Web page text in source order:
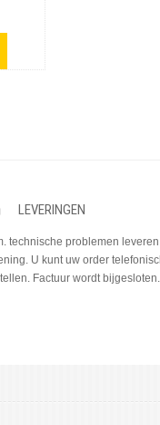
LEVERINGEN
technische problemen
U kunt uw order
Factuur wordt bijgesloten.